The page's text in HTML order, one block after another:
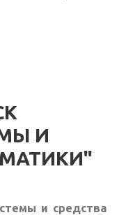
И
и средства